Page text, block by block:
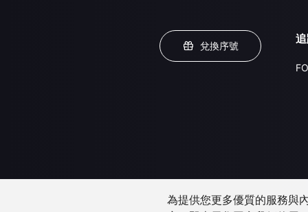
兌換序號
為提供您更多優質的服務與